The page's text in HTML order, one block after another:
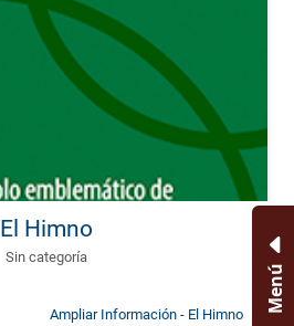
El Himno
Sin categoría
Ampliar Información - El Himno
Menú